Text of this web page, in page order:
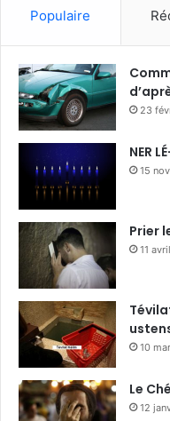
Populaire
23
NER
15
Prier
11
10
Le
12